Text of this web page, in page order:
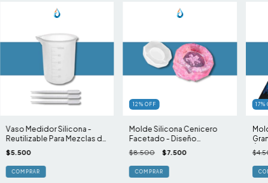
Vaso Medidor Silicona -
Reutilizable Para Mezclas de
Resina
$5.500
12 % OFF
Molde Silicona Cenicero
Facetado - Diseño
Moderno
$8.500 $7.500
17%